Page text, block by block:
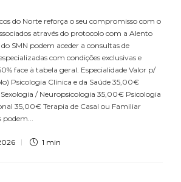
do Norte reforça o seu compromisso com o
através do protocolo com a Alento
do SMN podem aceder a consultas de
com condições exclusivas e
face à tabela geral. Especialidade Valor p/
Psicologia Clínica e da Saúde 35,00€
/ Neuropsicologia 35,00€ Psicologia
35,00€ Terapia de Casal ou Familiar
1 min